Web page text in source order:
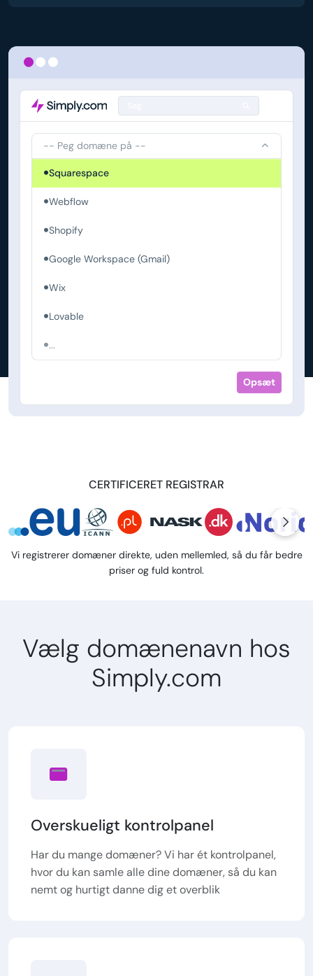
-- Peg domæne på --
Squarespace
Webflow
Shopify
Google Workspace (Gmail)
Wix
Lovable
...
Opsæt
CERTIFICERET REGISTRAR
Vi registrerer domæner direkte, uden mellemled, så du får bedre
priser og fuld kontrol.
Vælg domænenavn hos
Simply.com
Overskueligt kontrolpanel
Har du mange domæner? Vi har ét kontrolpanel,
hvor du kan samle alle dine domæner, så du kan
nemt og hurtigt danne dig et overblik